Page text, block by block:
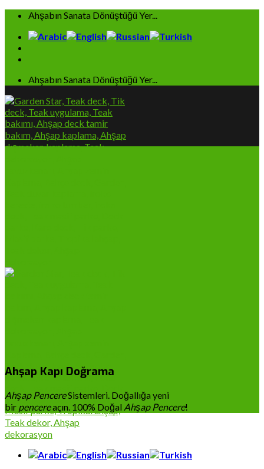
Skip
content
Ahşabın Sanata Dönüştüğü Yer...
Ahşabın Sanata Dönüştüğü Yer...
Ahşap Kapı Doğrama
Ahşap PencereSistemleri. Doğallığa yeni
bir pencereaçın. 100% Doğal Ahşap Pencere!